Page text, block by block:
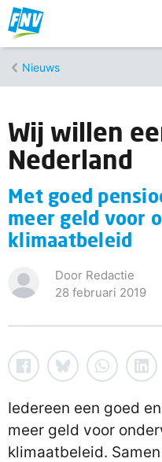
Nieuws
Wij willen
Nederland
Met goed
meer geld voor
klimaatbeleid
Door Redactie
28 februari 2019
Iedereen een goed
meer geld voor
klimaatbeleid.